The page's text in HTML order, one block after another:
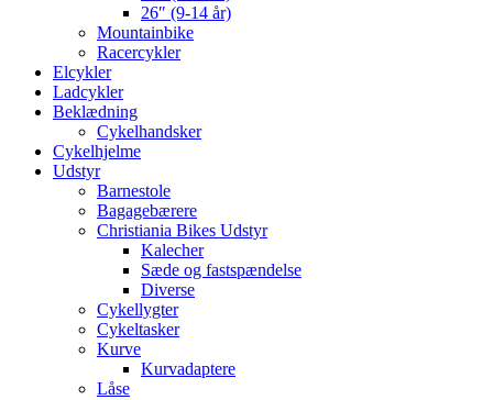
26″ (9-14 år)
Mountainbike
Racercykler
Elcykler
Ladcykler
Beklædning
Cykelhandsker
Cykelhjelme
Udstyr
Barnestole
Bagagebærere
Christiania Bikes Udstyr
Kalecher
Sæde og fastspændelse
Diverse
Cykellygter
Cykeltasker
Kurve
Kurvadaptere
Låse